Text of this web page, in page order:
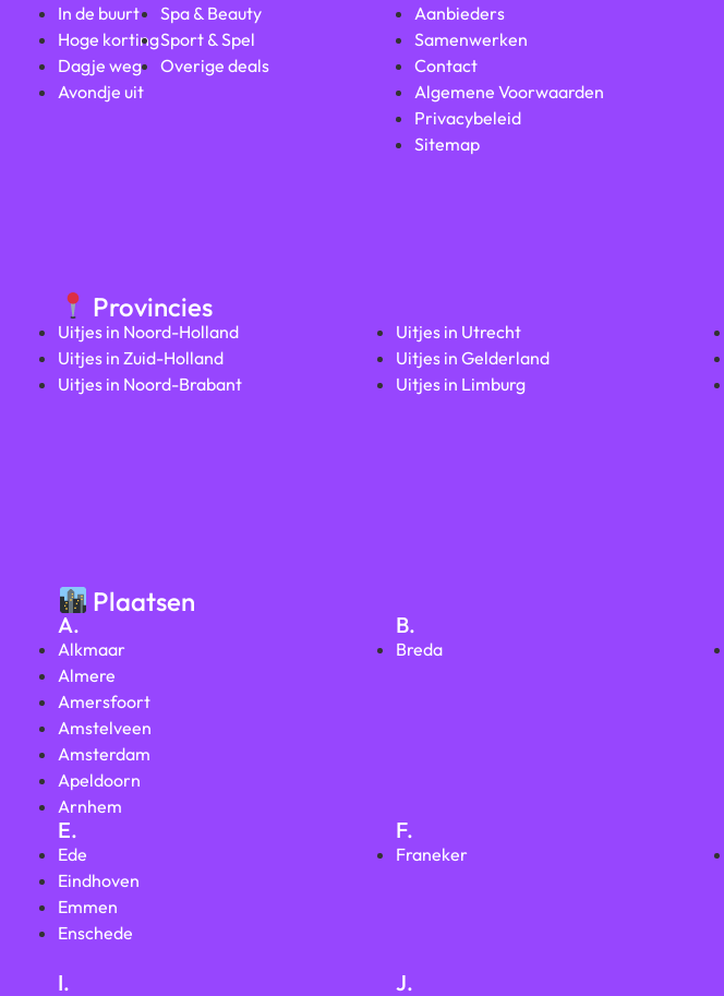
In de buurt
Hoge korting
Dagje weg
Avondje uit
Spa & Beauty
Sport & Spel
Overige deals
Aanbieders
Samenwerken
Contact
Algemene Voorwaarden
Privacybeleid
Sitemap
Provincies
Uitjes in Noord-Holland
Uitjes in Zuid-Holland
Uitjes in Noord-Brabant
Uitjes in Utrecht
Uitjes in Gelderland
Uitjes in Limburg
Plaatsen
A.
Alkmaar
Almere
Amersfoort
Amstelveen
Amsterdam
Apeldoorn
Arnhem
B.
Breda
E.
Ede
Eindhoven
Emmen
Enschede
F.
Franeker
I. J.